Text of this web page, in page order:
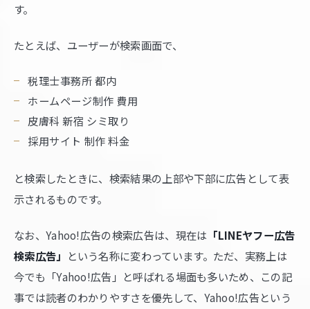
す。
たとえば、ユーザーが検索画面で、
税理士事務所 都内
ホームページ制作 費用
皮膚科 新宿 シミ取り
採用サイト 制作 料金
と検索したときに、検索結果の上部や下部に広告として表
示されるものです。
なお、Yahoo!広告の検索広告は、現在は 「LINEヤフー広告
検索広告」 という名称に変わっています。ただ、実務上は
今でも「Yahoo!広告」と呼ばれる場面も多いため、この記
事では読者のわかりやすさを優先して、Yahoo!広告という